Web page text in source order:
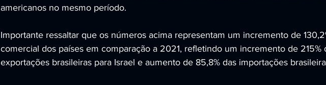
americanos no mesmo período.
Importante ressaltar que os números acima representam um incremento de
comercial dos países em comparação a 2021, refletindo um incremento de 215%
exportações brasileiras para Israel e aumento de 85,8% das importações